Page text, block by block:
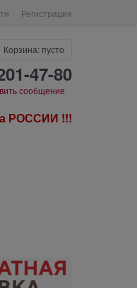
Регистрация
Корзина: пусто
47-80
сообщение
РОССИИ !!!